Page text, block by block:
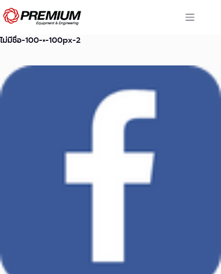
Skip
to
content
ไม่มีชื่อ-100-×-100px-2